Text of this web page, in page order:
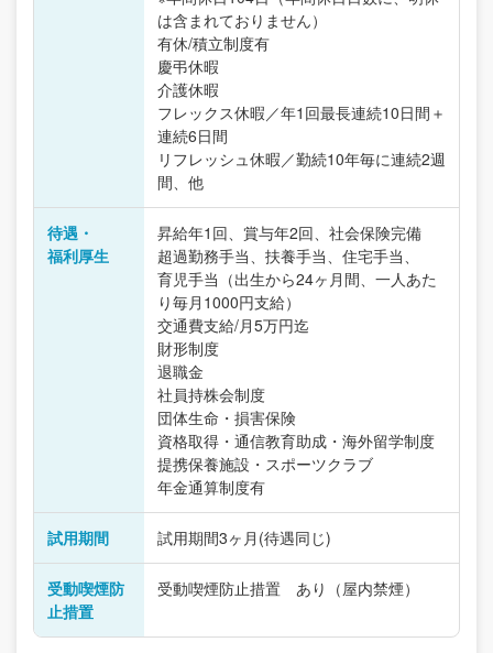
は含まれておりません）
有休/積立制度有
慶弔休暇
介護休暇
フレックス休暇／年1回最長連続10日間＋
連続6日間
リフレッシュ休暇／勤続10年毎に連続2週
間、他
待遇・
福利厚生
昇給年1回、賞与年2回、社会保険完備
超過勤務手当、扶養手当、住宅手当、
育児手当（出生から24ヶ月間、一人あた
り毎月1000円支給）
交通費支給/月5万円迄
財形制度
退職金
社員持株会制度
団体生命・損害保険
資格取得・通信教育助成・海外留学制度
提携保養施設・スポーツクラブ
年金通算制度有
試用期間 試用期間3ヶ月(待遇同じ)
受動喫煙防
止措置
受動喫煙防止措置 あり（屋内禁煙）